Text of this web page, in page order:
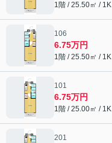
1階 / 25.50㎡ / 1K
106
6.75万円
1階 / 25.50㎡ / 1K
101
6.75万円
1階 / 25.00㎡ / 1K
201